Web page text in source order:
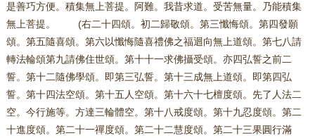
是善巧方便。積集無上菩提。阿難。我昔求道。受苦無量。乃能積集
無上菩提。 (右二十四頌。初二歸敬頌。第三懺悔頌。第四發願
頌。第五隨喜頌。第六以懺悔隨喜禮佛之福迴向無上道頌。第七八請
轉法輪頌第九請佛住世頌。第十十一求佛攝受頌。亦四弘誓之前二
誓。第十二隨佛學頌。即第三弘誓。第十三成無上道頌。即第四弘
誓。第十四法空頌。第十五人空頌。第十六十七檀度頌。先了人法二
空。今行施等。方達三輪體空。第十八戒度頌。第十九忍度頌。第二
十進度頌。第二十一禪度頌。第二十二慧度頌。第二十三果圓行滿